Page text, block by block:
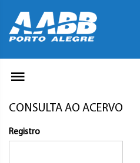
CONSULTA AO ACERVO
Registro